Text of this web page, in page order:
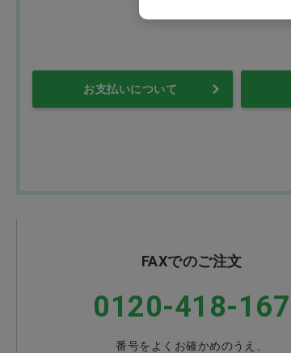
お支払いについて
FAXでのご注文
0120-418-167
番号をよくお確かめのうえ、